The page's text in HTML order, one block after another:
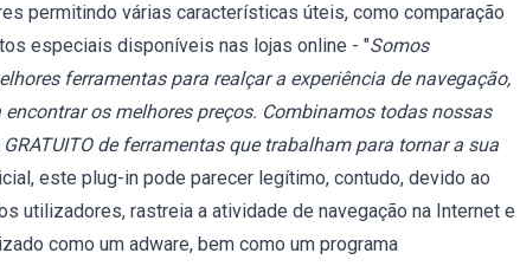
permitindo várias características úteis, como comparação
especiais disponíveis nas lojas online - "Somos
ferramentas para realçar a experiência de navegação,
os melhores preços. Combinamos todas nossas
de ferramentas que trabalham para tornar a sua
este plug-in pode parecer legítimo, contudo, devido ao
utilizadores, rastreia a atividade de navegação na Internet e
como um adware, bem como um programa